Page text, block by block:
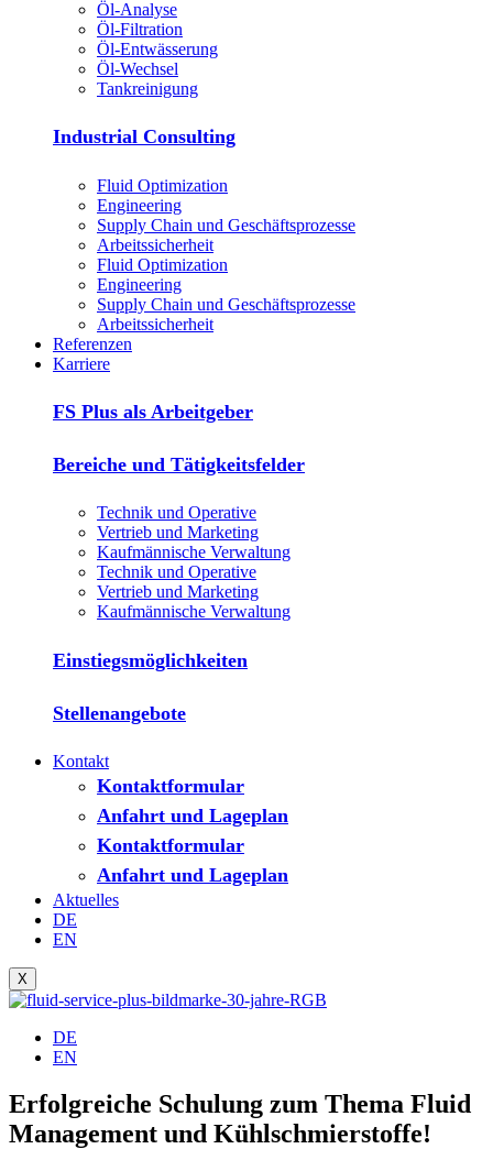
Öl-Analyse
Öl-Filtration
Öl-Entwässerung
Öl-Wechsel
Tankreinigung
Industrial Consulting
Fluid Optimization
Engineering
Supply Chain und Geschäftsprozesse
Arbeitssicherheit
Fluid Optimization
Engineering
Supply Chain und Geschäftsprozesse
Arbeitssicherheit
Referenzen
Karriere
FS Plus als Arbeitgeber
Bereiche und Tätigkeitsfelder
Technik und Operative
Vertrieb und Marketing
Kaufmännische Verwaltung
Technik und Operative
Vertrieb und Marketing
Kaufmännische Verwaltung
Einstiegsmöglichkeiten
Stellenangebote
Kontakt
Kontaktformular
Anfahrt und Lageplan
Kontaktformular
Anfahrt und Lageplan
Aktuelles
DE
EN
X
DE
EN
Erfolgreiche Schulung zum Thema Fluid
Management und Kühlschmierstoffe!